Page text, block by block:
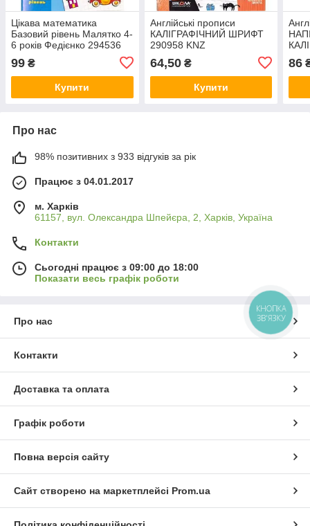
Цікава математика
Базовий рівень Малятко 4-
6 років Федієнко 294536
99 ₴
Купити
Англійські прописи
КАЛІГРАФІЧНИЙ ШРИФТ
290958 KNZ
64,50₴
Купити
86
Про нас
98% позитивних з 933 відгуків за рік
Працює з 04.01.2017
м. Харків
61157, вул. Олександра Шпейєра, 2, Харків, Україна
Контакти
Сьогодні працює з 09:00 до 18:00
Показати весь графік роботи
Про нас
Контакти
Доставка та оплата
Графік роботи
Повна версія сайту
Сайт створено на маркетплейсі Prom.ua
КНОПКА
ЗВ'ЯЗКУ